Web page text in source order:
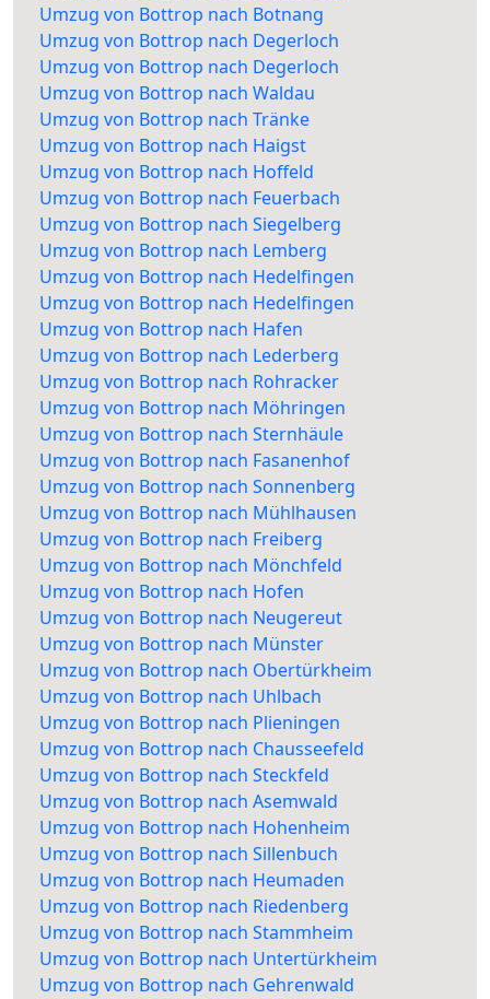
Umzug von Bottrop nach Botnang
Umzug von Bottrop nach Degerloch
Umzug von Bottrop nach Degerloch
Umzug von Bottrop nach Waldau
Umzug von Bottrop nach Tränke
Umzug von Bottrop nach Haigst
Umzug von Bottrop nach Hoffeld
Umzug von Bottrop nach Feuerbach
Umzug von Bottrop nach Siegelberg
Umzug von Bottrop nach Lemberg
Umzug von Bottrop nach Hedelfingen
Umzug von Bottrop nach Hedelfingen
Umzug von Bottrop nach Hafen
Umzug von Bottrop nach Lederberg
Umzug von Bottrop nach Rohracker
Umzug von Bottrop nach Möhringen
Umzug von Bottrop nach Sternhäule
Umzug von Bottrop nach Fasanenhof
Umzug von Bottrop nach Sonnenberg
Umzug von Bottrop nach Mühlhausen
Umzug von Bottrop nach Freiberg
Umzug von Bottrop nach Mönchfeld
Umzug von Bottrop nach Hofen
Umzug von Bottrop nach Neugereut
Umzug von Bottrop nach Münster
Umzug von Bottrop nach Obertürkheim
Umzug von Bottrop nach Uhlbach
Umzug von Bottrop nach Plieningen
Umzug von Bottrop nach Chausseefeld
Umzug von Bottrop nach Steckfeld
Umzug von Bottrop nach Asemwald
Umzug von Bottrop nach Hohenheim
Umzug von Bottrop nach Sillenbuch
Umzug von Bottrop nach Heumaden
Umzug von Bottrop nach Riedenberg
Umzug von Bottrop nach Stammheim
Umzug von Bottrop nach Untertürkheim
Umzug von Bottrop nach Gehrenwald